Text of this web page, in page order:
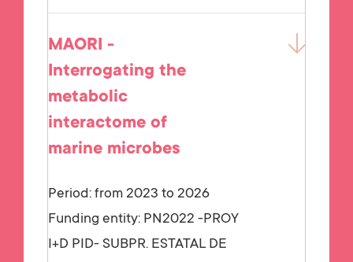
MAORI -
Interrogating the
metabolic
interactome of
marine microbes
Period: from 2023 to 2026
Funding entity: PN2022 -PROY
I+D PID- SUBPR. ESTATAL DE